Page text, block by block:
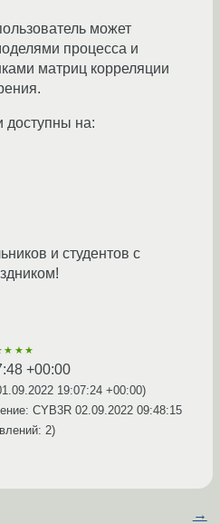
может
процесса и
матриц корреляции
доступны на:
и студентов с
+00:00
19:07:24 +00:00)
CYB3R 02.09.2022 09:48:15
2)
→